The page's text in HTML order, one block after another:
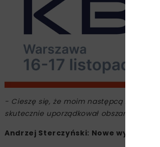
- Cieszę się, że moim następcą zostanie
skutecznie uporządkował obszar
Andrzej Sterczyński: Nowe wyzwania